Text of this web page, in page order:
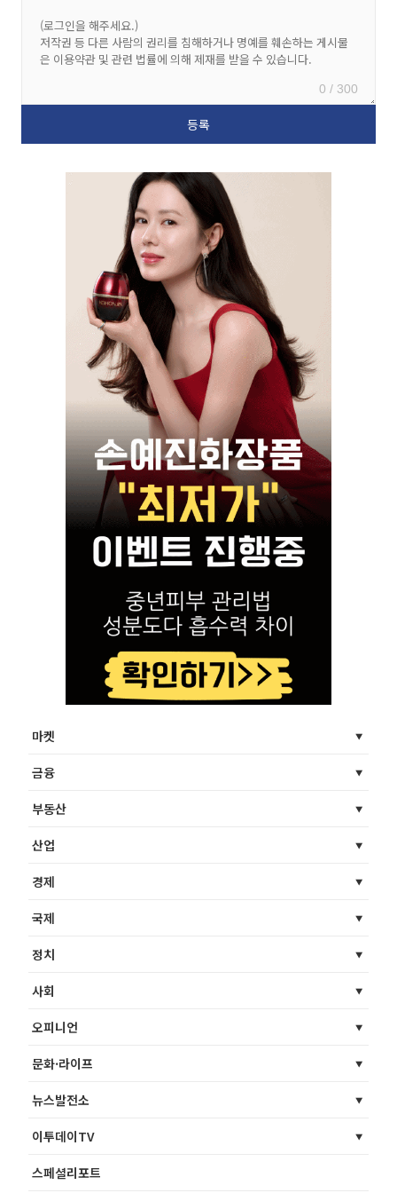
0 / 300
마켓
금융
부동산
산업
경제
국제
정치
사회
오피니언
문화·라이프
뉴스발전소
이투데이TV
스페셜리포트